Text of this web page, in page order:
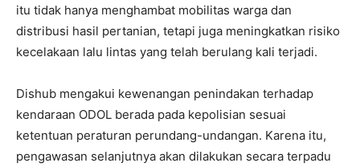
itu tidak hanya menghambat mobilitas warga dan
distribusi hasil pertanian, tetapi juga meningkatkan risiko
kecelakaan lalu lintas yang telah berulang kali terjadi.
Dishub mengakui kewenangan penindakan terhadap
kendaraan ODOL berada pada kepolisian sesuai
ketentuan peraturan perundang-undangan. Karena itu,
pengawasan selanjutnya akan dilakukan secara terpadu